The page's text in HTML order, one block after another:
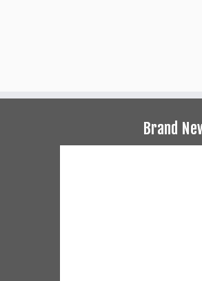
Brand